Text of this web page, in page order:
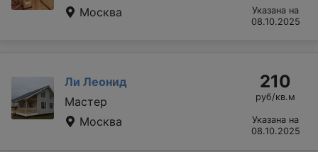
Москва
Указана на
08.10.2025
Ли Леонид
Мастер
Москва
210
руб/кв.м
Указана на
08.10.2025